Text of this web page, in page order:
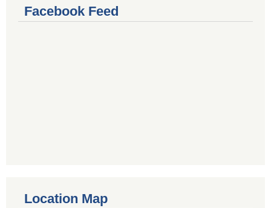
Facebook Feed
Location Map